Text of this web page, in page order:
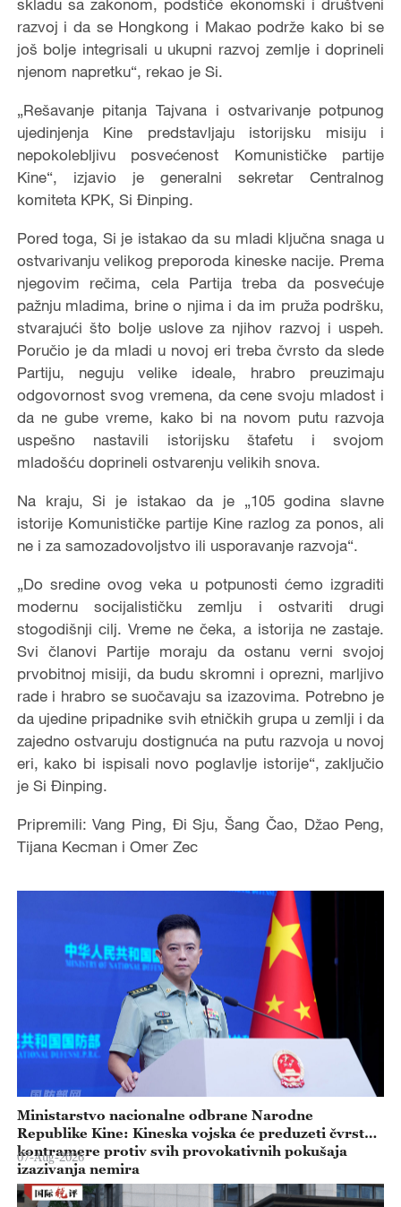
razvoj i da se Hongkong i Makao podrže kako bi se
još bolje integrisali u ukupni razvoj zemlje i doprineli
njenom napretku“, rekao je Si.
„Rešavanje pitanja Tajvana i ostvarivanje potpunog
ujedinjenja Kine predstavljaju istorijsku misiju i
nepokolebljivu posvećenost Komunističke partije
Kine“, izjavio je generalni sekretar Centralnog
komiteta KPK, Si Đinping.
Pored toga, Si je istakao da su mladi ključna snaga u
ostvarivanju velikog preporoda kineske nacije. Prema
njegovim rečima, cela Partija treba da posvećuje
pažnju mladima, brine o njima i da im pruža podršku,
stvarajući što bolje uslove za njihov razvoj i uspeh.
Poručio je da mladi u novoj eri treba čvrsto da slede
Partiju, neguju velike ideale, hrabro preuzimaju
odgovornost svog vremena, da cene svoju mladost i
da ne gube vreme, kako bi na novom putu razvoja
uspešno nastavili istorijsku štafetu i svojom
mladošću doprineli ostvarenju velikih snova.
Na kraju, Si je istakao da je „105 godina slavne
istorije Komunističke partije Kine razlog za ponos, ali
ne i za samozadovoljstvo ili usporavanje razvoja“.
„Do sredine ovog veka u potpunosti ćemo izgraditi
modernu socijalističku zemlju i ostvariti drugi
stogodišnji cilj. Vreme ne čeka, a istorija ne zastaje.
Svi članovi Partije moraju da ostanu verni svojoj
prvobitnoj misiji, da budu skromni i oprezni, marljivo
rade i hrabro se suočavaju sa izazovima. Potrebno je
da ujedine pripadnike svih etničkih grupa u zemlji i da
zajedno ostvaruju dostignuća na putu razvoja u novoj
eri, kako bi ispisali novo poglavlje istorije“, zaključio
je Si Đinping.
Pripremili: Vang Ping, Đi Sju, Šang Čao, Džao Peng,
Tijana Kecman i Omer Zec
Ministarstvo nacionalne odbrane Narodne
Republike Kine: Kineska vojska će preduzeti čvrste
kontramere protiv svih provokativnih pokušaja
izazivanja nemira
07-Aug-2026